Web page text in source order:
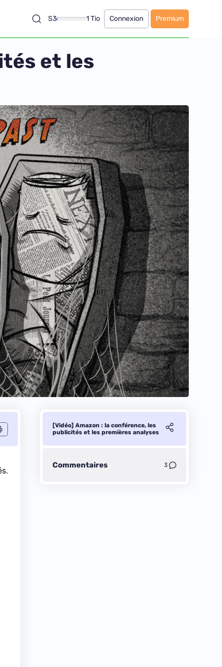
S3 1 Tio Connexion Premium
et les
[Vidéo] Amazon : la conférence, les
publicités et les premières analyses
Commentaires 3